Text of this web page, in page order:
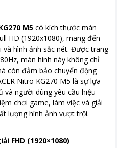
- Flicker-less Technology -
- Acer Visioncare
Low-dimming technology -
display - ZeroFrame
5 triệu
M5 có kích thước màn
HD (1920x1080), mang đến
hình ảnh sắc nét. Được trang
màn hình này không chỉ
còn đảm bảo chuyển động
Nitro KG270 M5 là sự lựa
và người dùng yêu cầu hiệu
chơi game, làm việc và giải
lượng hình ảnh vượt trội.
FHD (1920×1080)